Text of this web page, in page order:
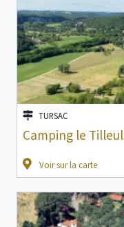
TURSAC
Camping le Tilleul
Voir sur la carte